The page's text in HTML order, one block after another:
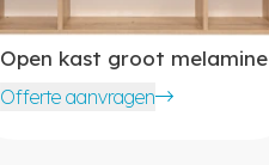
Open kast groot melamine
Offerte aanvragen